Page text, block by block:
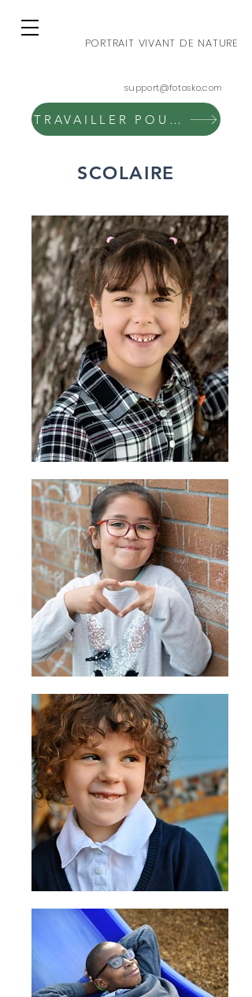
PORTRAIT VIVANT DE NATURE
support@fotosko.com
TRAVAILLER POUR FOTOSKO
SCOLAIRE